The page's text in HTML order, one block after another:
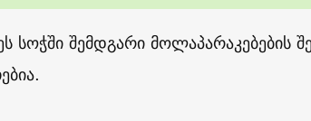
სოჭში შემდგარი მოლაპარაკებების